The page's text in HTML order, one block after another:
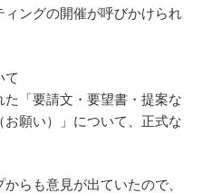
ィングの開催が呼びかけられ
て
「要請文・要望書・提案な
願い）」について、正式な
らも意見が出ていたので、